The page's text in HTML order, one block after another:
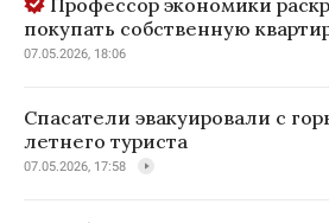
Профессор экономики
покупать собственную
07.05.2026, 18:06
Спасатели эвакуировали с
летнего туриста
07.05.2026, 17:58